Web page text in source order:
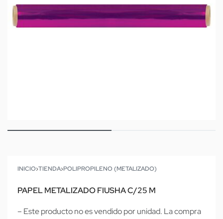
INICIO›TIENDA›POLIPROPILENO (METALIZADO)
PAPEL METALIZADO FIUSHA C/25 M
– Este producto no es vendido por unidad. La compra